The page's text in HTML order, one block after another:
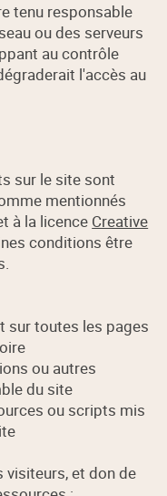
tenu responsable
ou des serveurs
au contrôle
l'accès au
sur le site sont
mentionnés
à la licence Creative
conditions être
sur toutes les pages
ou autres
du site
ou scripts mis
et don de